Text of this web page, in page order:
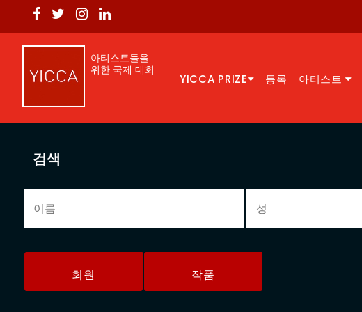
아티스트들을
위한 국제 대회
YICCA PRIZE 등록 아티스트
검색
회원 작품